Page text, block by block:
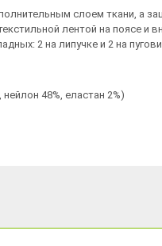
слоем ткани, а
лентой на поясе и
2 на липучке и 2 на
48%, еластан 2%)